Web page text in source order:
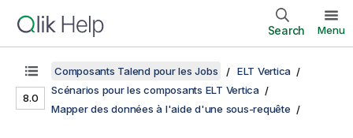
Search Menu
8.0
Composants Talend pour les Jobs
ELT Vertica
Scénarios pour les composants ELT Vertica
Mapper des données à l'aide d'une sous-requête